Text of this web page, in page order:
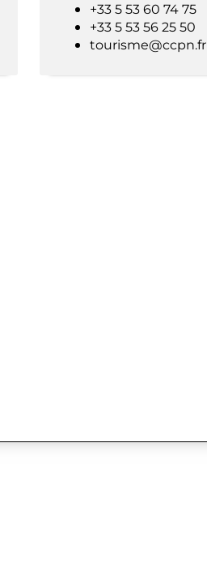
+33 5 53 60 74 75
+33 5 53 56 25 50
tourisme@ccpn.fr